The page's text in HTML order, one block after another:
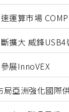
運算市場
擴大 威鋒
展InnoVEX
局亞洲強化國際